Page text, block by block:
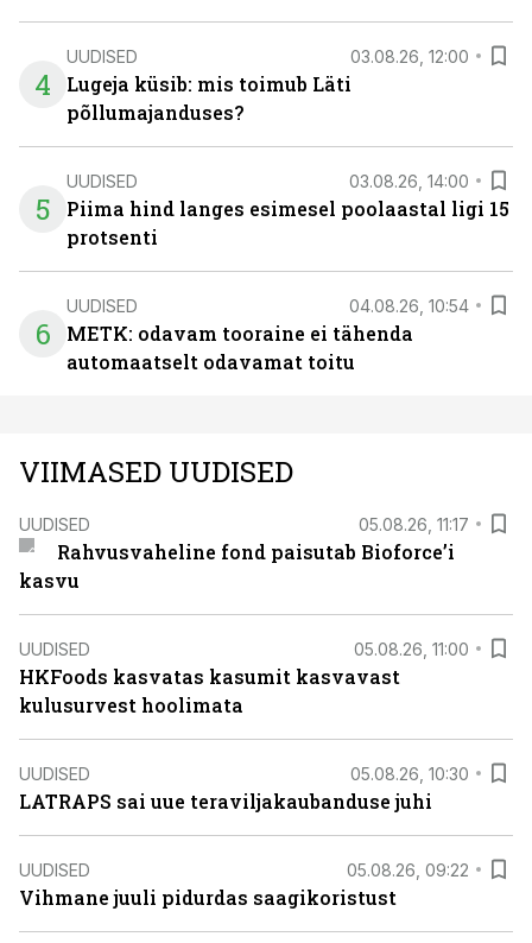
4
UUDISED 03.08.26, 12:00
Lugeja küsib: mis toimub Läti
põllumajanduses?
5
UUDISED 03.08.26, 14:00
Piima hind langes esimesel poolaastal ligi 15
protsenti
6
UUDISED 04.08.26, 10:54
METK: odavam tooraine ei tähenda
automaatselt odavamat toitu
VIIMASED UUDISED
UUDISED 05.08.26, 11:17
Rahvusvaheline fond paisutab Bioforce’i
kasvu
UUDISED 05.08.26, 11:00
HKFoods kasvatas kasumit kasvavast
kulusurvest hoolimata
UUDISED 05.08.26, 10:30
LATRAPS sai uue teraviljakaubanduse juhi
UUDISED 05.08.26, 09:22
Vihmane juuli pidurdas saagikoristust